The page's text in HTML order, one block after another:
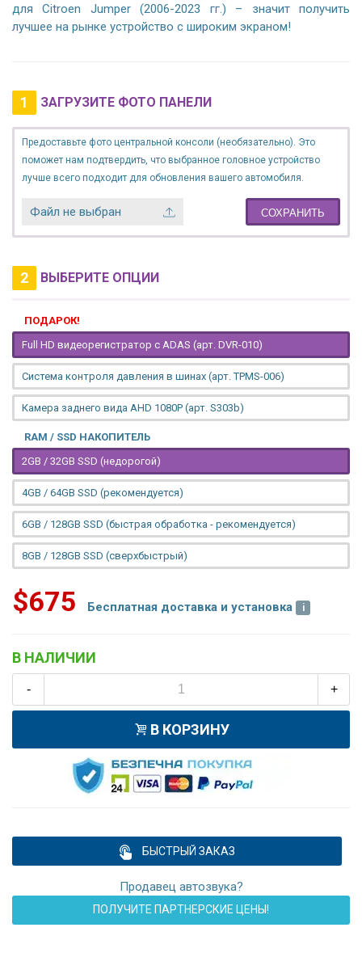
для Citroen Jumper (2006-2023 гг.) – значит получить
лучшее на рынке устройство с широким экраном!
1 ЗАГРУЗИТЕ ФОТО ПАНЕЛИ
Предоставьте фото центральной консоли (необязательно). Это
поможет нам подтвердить, что выбранное головное устройство
лучше всего подходит для обновления вашего автомобиля.
Файл не выбран СОХРАНИТЬ
2 ВЫБЕРИТЕ ОПЦИИ
ПОДАРОК!
Full HD видеорегистратор с ADAS (арт. DVR-010)
Система контроля давления в шинах (арт. TPMS-006)
Камера заднего вида AHD 1080P (арт. S303b)
RAM / SSD НАКОПИТЕЛЬ
2GB / 32GB SSD (недорогой)
4GB / 64GB SSD (рекомендуется)
6GB / 128GB SSD (быстрая обработка - рекомендуется)
8GB / 128GB SSD (сверхбыстрый)
$675 Бесплатная доставка и установка
В НАЛИЧИИ
- +
В КОРЗИНУ
БЫСТРЫЙ ЗАКАЗ
Продавец автозвука?
ПОЛУЧИТЕ ПАРТНЕРСКИЕ ЦЕНЫ!